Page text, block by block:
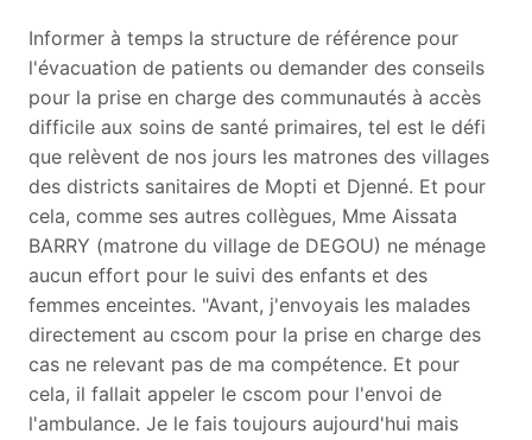
Informer à temps la structure de référence pour
l'évacuation de patients ou demander des conseils
pour la prise en charge des communautés à accès
difficile aux soins de santé primaires, tel est le défi
que relèvent de nos jours les matrones des villages
des districts sanitaires de Mopti et Djenné. Et pour
cela, comme ses autres collègues, Mme Aissata
BARRY (matrone du village de DEGOU) ne ménage
aucun effort pour le suivi des enfants et des
femmes enceintes. "Avant, j'envoyais les malades
directement au cscom pour la prise en charge des
cas ne relevant pas de ma compétence. Et pour
cela, il fallait appeler le cscom pour l'envoi de
l'ambulance. Je le fais toujours aujourd'hui mais